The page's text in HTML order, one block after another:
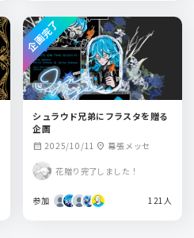
シュラウド兄弟にフラスタを贈る
企画
calendar_month 2025/10/11 location_on 幕張メッセ
花贈り完了しました！
参加 121人
企画完了